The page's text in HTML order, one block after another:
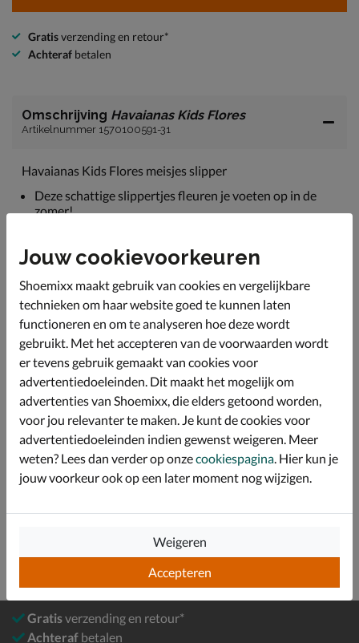
Gratisverzending en retour*
Achteraf betalen
Omschrijving Havaianas Kids Flores
Artikelnummer 1570100591-31
Havaianas Kids Flores meisjes slipper
Deze schattige slippertjes fleuren je voeten op in de
zomer!
bieden tijdens het dragen.
schokabsorberende werking heeft.
De slipper wordt geleverd in de volgende maten. Dit is
de maat onder het Havaianas logo op het voetbed.
36=35/36, 38=37/38, 40=39/40, 42=41/42.
Specificaties
Over Havaianas
Bekijk meer
Meisjes Schoenen Slippers
Gratisverzending en retour*
Achteraf betalen
Jouw cookievoorkeuren
Shoemixx maakt gebruik van cookies en vergelijkbare
technieken om haar website goed te kunnen laten
functioneren en om te analyseren hoe deze wordt
gebruikt. Met het accepteren van de voorwaarden wordt
er tevens gebruik gemaakt van cookies voor
advertentiedoeleinden. Dit maakt het mogelijk om
advertenties van Shoemixx, die elders getoond worden,
voor jou relevanter te maken. Je kunt de cookies voor
advertentiedoeleinden indien gewenst weigeren. Meer
weten? Lees dan verder op onzecookiespagina. Hier kun je
jouw voorkeur ook op een later moment nog wijzigen.
Accepteren
Weigeren